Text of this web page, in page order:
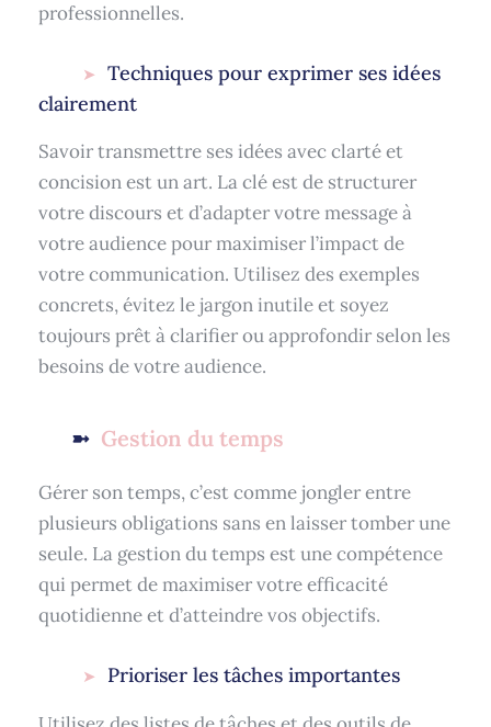
professionnelles.
Techniques pour exprimer ses idées
clairement
Savoir transmettre ses idées avec clarté et
concision est un art. La clé est de structurer
votre discours et d’adapter votre message à
votre audience pour maximiser l’impact de
votre communication. Utilisez des exemples
concrets, évitez le jargon inutile et soyez
toujours prêt à clarifier ou approfondir selon les
besoins de votre audience.
Gestion du temps
Gérer son temps, c’est comme jongler entre
plusieurs obligations sans en laisser tomber une
seule. La gestion du temps est une compétence
qui permet de maximiser votre efficacité
quotidienne et d’atteindre vos objectifs.
Prioriser les tâches importantes